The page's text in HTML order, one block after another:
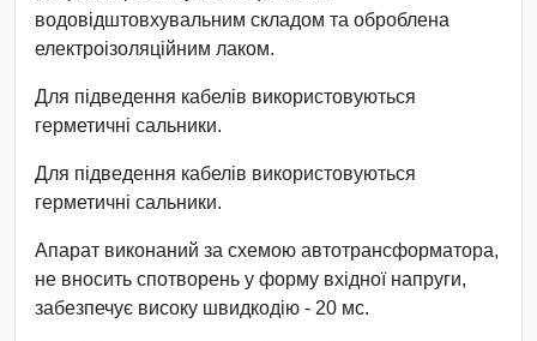
водовідштовхувальним складом та оброблена
електроізоляційним лаком.
Для підведення кабелів використовуються
герметичні сальники.
Для підведення кабелів використовуються
герметичні сальники.
Апарат виконаний за схемою автотрансформатора,
не вносить спотворень у форму вхідної напруги,
забезпечує високу швидкодію - 20 мс.